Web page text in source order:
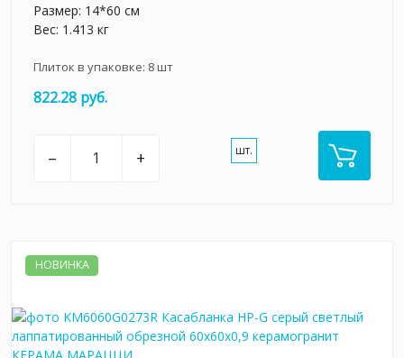
Размер: 14*60 см
Вес: 1.413 кг
Плиток в упаковке: 8шт
822.28 руб.
– + шт.
НОВИНКА